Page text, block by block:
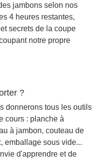
jambons selon nos
4 heures restantes,
secrets de la coupe
notre propre
?
donnerons tous les outils
cours : planche à
à jambon, couteau de
emballage sous vide...
d'apprendre et de